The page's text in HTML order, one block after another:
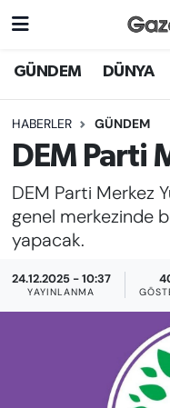
GÜNDEM DÜNYA
HABERLER GÜNDEM
DEM Parti
DEM Parti Merkez
genel merkezinde
yapacak.
24.12.2025 - 10:37
YAYINLANMA
DÜNYA
EKONOMİ
EMEK
YENİ MEDYADA
GAZETECİLİĞİNİ
FAYDALI
Nöbetçi
Hava Durumu
İstanbul
Trafik Durumu
Tüm Manşetler
Son Dakika
Haber Arşivi